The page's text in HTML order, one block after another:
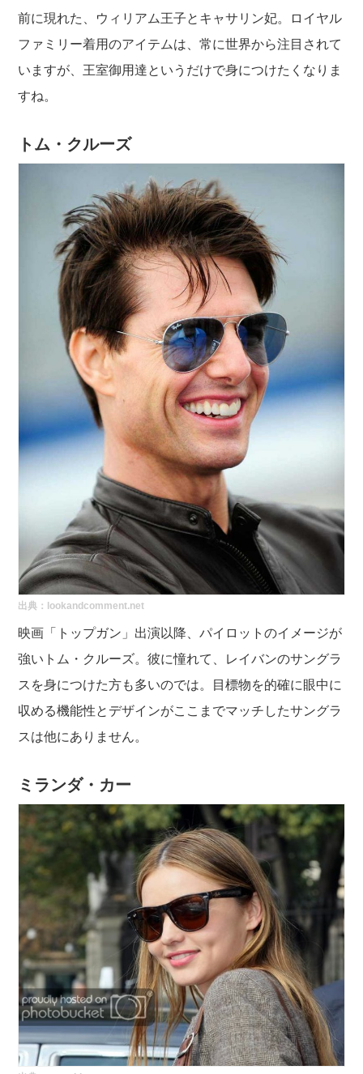
前に現れた、ウィリアム王子とキャサリン妃。ロイヤル
ファミリー着用のアイテムは、常に世界から注目されて
いますが、王室御用達というだけで身につけたくなりま
すね。
トム・クルーズ
出典： lookandcomment.net
映画「トップガン」出演以降、パイロットのイメージが
強いトム・クルーズ。彼に憧れて、レイバンのサングラ
スを身につけた方も多いのでは。目標物を的確に眼中に
収める機能性とデザインがここまでマッチしたサングラ
スは他にありません。
ミランダ・カー